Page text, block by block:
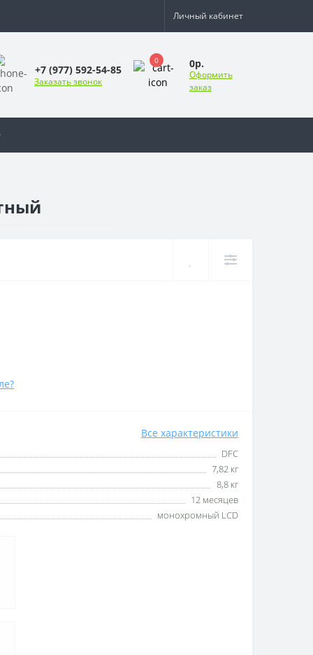
Личный кабинет
+7 (977) 592-54-85
Заказать звонок
0 0р.
Оформить
заказ
Все характеристики
DFC
7,82 кг
8,8 кг
12 месяцев
монохромный LCD